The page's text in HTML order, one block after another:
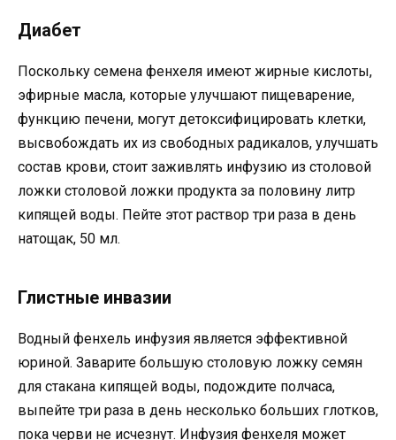
Диабет
Поскольку семена фенхеля имеют жирные кислоты,
эфирные масла, которые улучшают пищеварение,
функцию печени, могут детоксифицировать клетки,
высвобождать их из свободных радикалов, улучшать
состав крови, стоит заживлять инфузию из столовой
ложки столовой ложки продукта за половину литр
кипящей воды. Пейте этот раствор три раза в день
натощак, 50 мл.
Глистные инвазии
Водный фенхель инфузия является эффективной
юриной. Заварите большую столовую ложку семян
для стакана кипящей воды, подождите полчаса,
выпейте три раза в день несколько больших глотков,
пока черви не исчезнут. Инфузия фенхеля может